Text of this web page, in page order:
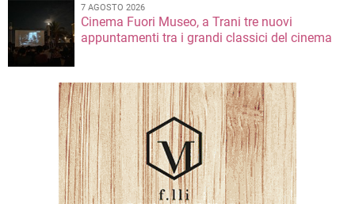
7 AGOSTO 2026
Cinema Fuori Museo, a Trani tre nuovi
appuntamenti tra i grandi classici del cinema